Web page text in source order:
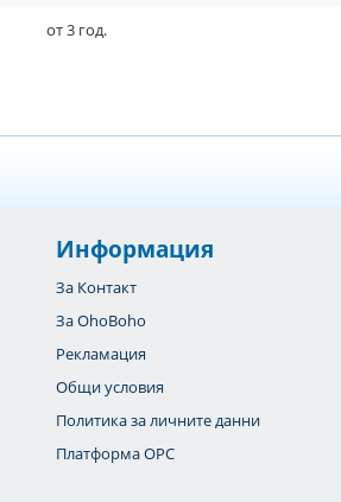
от3 год.
Информация
За Контакт
За OhoBoho
Рекламация
Общи условия
Политика за личните данни
Платформа OPC